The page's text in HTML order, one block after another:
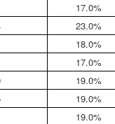
17.0%
23.0%
18.0%
17.0%
19.0%
19.0%
19.0%